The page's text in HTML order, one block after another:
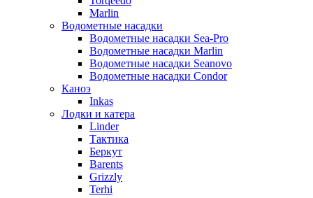
Marlin
Водометные насадки
Водометные насадки Sea-Pro
Водометные насадки Marlin
Водометные насадки Seanovo
Водометные насадки Condor
Каноэ
Inkas
Лодки и катера
Linder
Тактика
Беркут
Barents
Grizzly
Terhi